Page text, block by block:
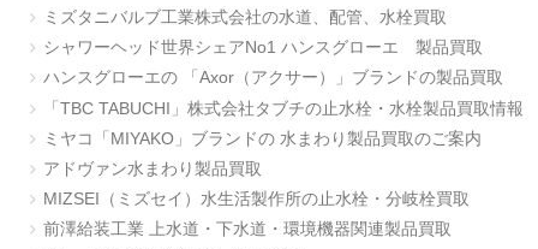
ミズタニバルブ工業株式会社の水道、配管、水栓買取
シャワーヘッド世界シェアNo1 ハンスグローエ 製品買取
ハンスグローエの 「Axor（アクサー）」ブランドの製品買取
「TBC TABUCHI」株式会社タブチの止水栓・水栓製品買取情報
ミヤコ「MIYAKO」ブランドの 水まわり製品買取のご案内
アドヴァン水まわり製品買取
MIZSEI（ミズセイ）水生活製作所の止水栓・分岐栓買取
前澤給装工業 上水道・下水道・環境機器関連製品買取